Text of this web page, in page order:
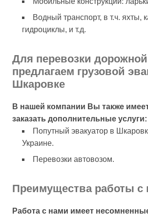
Водный транспорт, в т.ч. яхты,
гидроциклы, и т.д.
Для перевозки дорожной
предлагаем грузовой
Шкаровке
В нашей компании Вы также
заказать дополнительные услуги:
Попутный эвакуатор в
Украине.
Перевозки автовозом.
Преимущества работы с
Работа с нами имеет